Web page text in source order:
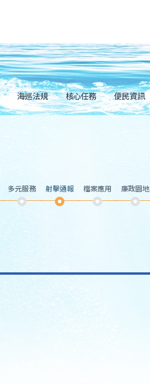
海巡法規 核心任務 便民資訊
多元服務 射擊通報 檔案應用 廉政園地